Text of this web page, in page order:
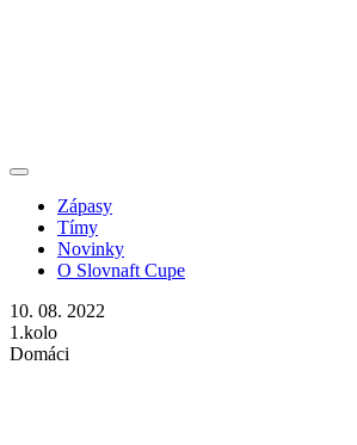
Zápasy
Tímy
Novinky
O Slovnaft Cupe
10. 08. 2022
1.kolo
Domáci